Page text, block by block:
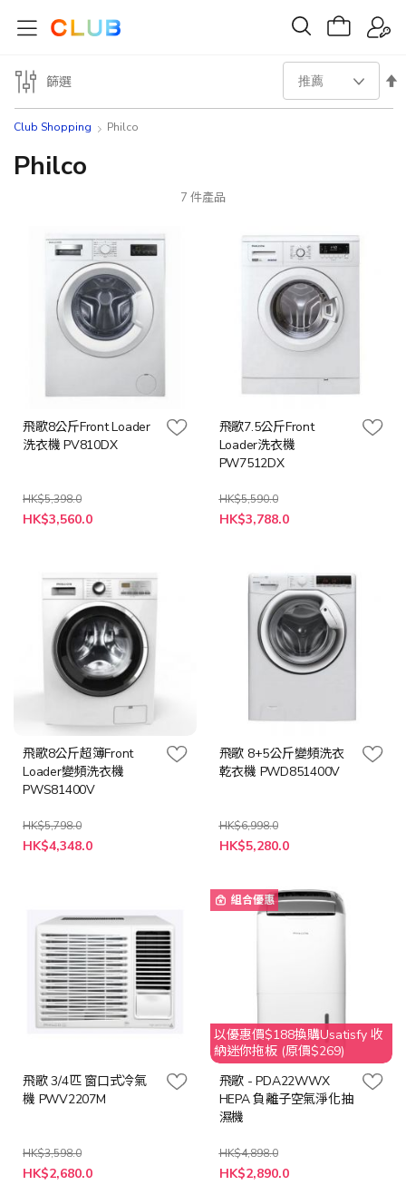
Club Shopping Philco
Philco
7 件產品
設
飛歌8公斤Front Loader
洗衣機 PV810DX
HK$5,398.0
特
殊
HK$3,560.0
飛歌7.5公斤Front
Loader洗衣機
PW7512DX
HK$5,590.0
特
殊
HK$3,788.0
飛歌8公斤超簿Front
Loader變頻洗衣機
PWS81400V
HK$5,798.0
特
殊
HK$4,348.0
飛歌 8+5公斤變頻洗衣
乾衣機 PWD851400V
HK$6,998.0
特
殊
HK$5,280.0
飛歌 3/4匹 窗口式冷氣
機 PWV2207M
HK$3,598.0
特
殊
HK$2,680.0
組合優惠
以優惠價$188換購Usatisfy 收
納迷你拖板 (原價$269)
飛歌 - PDA22WWX
HEPA 負離子空氣淨化抽
濕機
HK$4,898.0
特
殊
HK$2,890.0
篩選